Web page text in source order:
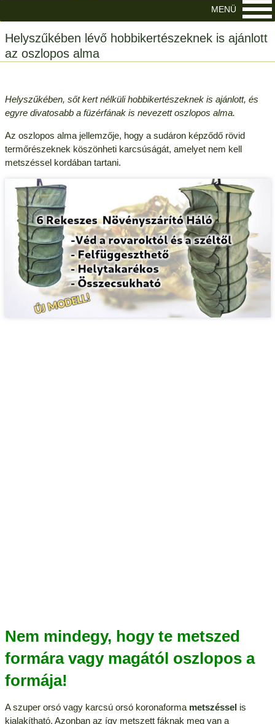
Helyszűkében lévő hobbikertészeknek is ajánlott
az oszlopos alma
Helyszűkében, sőt kert nélküli hobbikertészeknek is ajánlott, és
egyre divatosabb a füzérfának is nevezett oszlopos alma.
Az oszlopos alma jellemzője, hogy a sudáron képződő rövid
termőrészeknek köszönheti karcsúságát, amelyet nem kell
metszéssel kordában tartani.
Nem mindegy, hogy te metszed
formára vagy magától oszlopos a
formája!
A szuper orsó vagy karcsú orsó koronaforma metszésselis
kialakítható. Azonban az így metszett fáknak meg van a